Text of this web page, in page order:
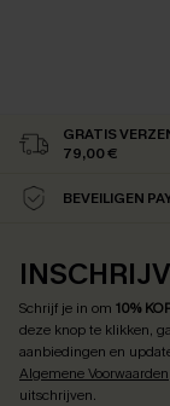
GRATIS
79,00 €
BEVEILIGEN
Schrijf je in om 10%
deze knop te klikken,
aanbiedingen en
Algemene Voorwaarden
uitschrijven.